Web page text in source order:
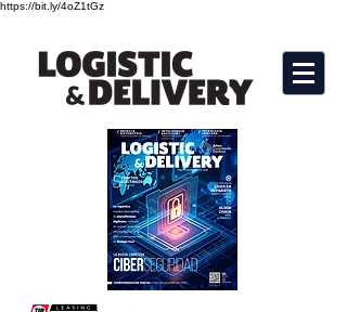
https://bit.ly/4oZ1tGz